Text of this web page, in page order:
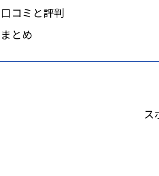
口コミと評判
まとめ
ス